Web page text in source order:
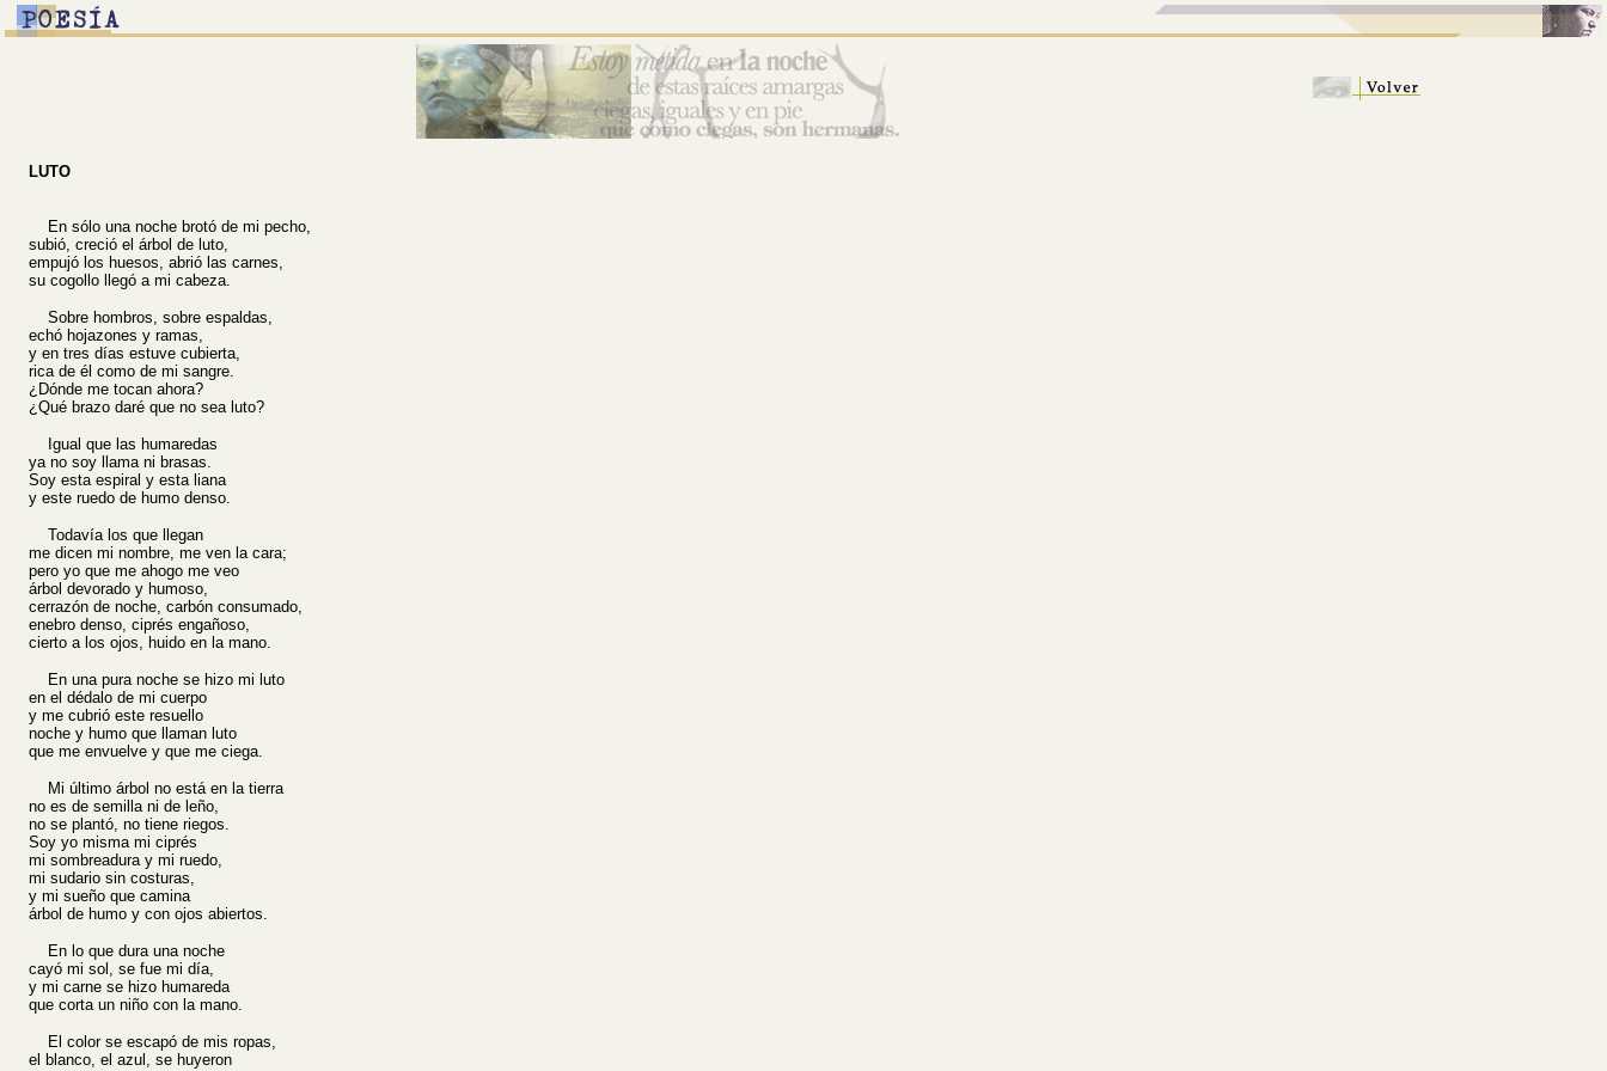
LUTO
En sólo una noche brotó de mi pecho,
subió, creció el árbol de luto,
empujó los huesos, abrió las carnes,
su cogollo llegó a mi cabeza.
Sobre hombros, sobre espaldas,
echó hojazones y ramas,
y en tres días estuve cubierta,
rica de él como de mi sangre.
¿Dónde me tocan ahora?
¿Qué brazo daré que no sea luto?
Igual que las humaredas
ya no soy llama ni brasas.
Soy esta espiral y esta liana
y este ruedo de humo denso.
Todavía los que llegan
me dicen mi nombre, me ven la cara;
pero yo que me ahogo me veo
árbol devorado y humoso,
cerrazón de noche, carbón consumado,
enebro denso, ciprés engañoso,
cierto a los ojos, huido en la mano.
En una pura noche se hizo mi luto
en el dédalo de mi cuerpo
y me cubrió este resuello
noche y humo que llaman luto
que me envuelve y que me ciega.
Mi último árbol no está en la tierra
no es de semilla ni de leño,
no se plantó, no tiene riegos.
Soy yo misma mi ciprés
mi sombreadura y mi ruedo,
mi sudario sin costuras,
y mi sueño que camina
árbol de humo y con ojos abiertos.
En lo que dura una noche
cayó mi sol, se fue mi día,
y mi carne se hizo humareda
que corta un niño con la mano.
El color se escapó de mis ropas,
el blanco, el azul, se huyeron